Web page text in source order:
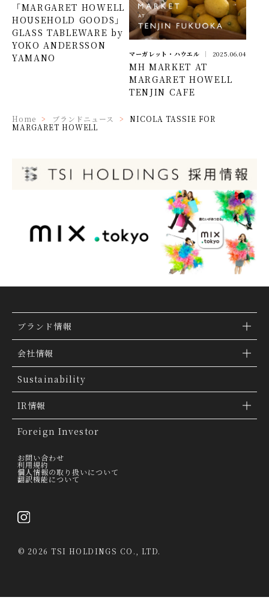
「MARGARET HOWELL
HOUSEHOLD GOODS」
GLASS TABLEWARE by
YOKO ANDERSSON
YAMANO
マーガレット・ハウエル 2025.06.04
MH MARKET AT
MARGARET HOWELL
TENJIN CAFE
Home ブランドニュース
NICOLA TASSIE FOR
MARGARET HOWELL
ブランド情報
ブランド検索
ブランドトピックス
「ファッションの力を信じよう」
THE MOVIE
会社情報
TSI トピックス
会社概要
会社沿革
グループ会社
経営理念
採用情報
Sustainability
IR情報
IR情報
IR トピックス
IRライブラリー
決算説明会資料
Foreign Investor
お問い合わせ
利用規約
個人情報の取り扱いについて
翻訳機能について
© 2026 TSI HOLDINGS CO., LTD.